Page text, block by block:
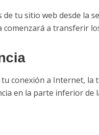
tu sitio web desde la
comenzará a transferir
conexión a Internet, la
en la parte inferior de